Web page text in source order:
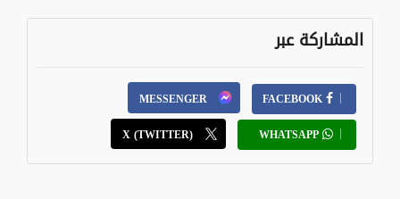
المشاركة عبر
FACEBOOK
MESSENGER
WHATSAPP
X (TWITTER)